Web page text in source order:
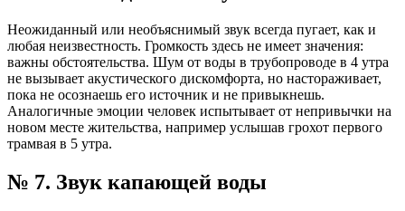
Неожиданный или необъяснимый звук всегда пугает, как и
любая неизвестность. Громкость здесь не имеет значения:
важны обстоятельства. Шум от воды в трубопроводе в 4 утра
не вызывает акустического дискомфорта, но настораживает,
пока не осознаешь его источник и не привыкнешь.
Аналогичные эмоции человек испытывает от непривычки на
новом месте жительства, например услышав грохот первого
трамвая в 5 утра.
№ 7. Звук капающей воды